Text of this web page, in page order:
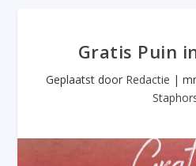
Gratis Puin
Geplaatst door Redactie |